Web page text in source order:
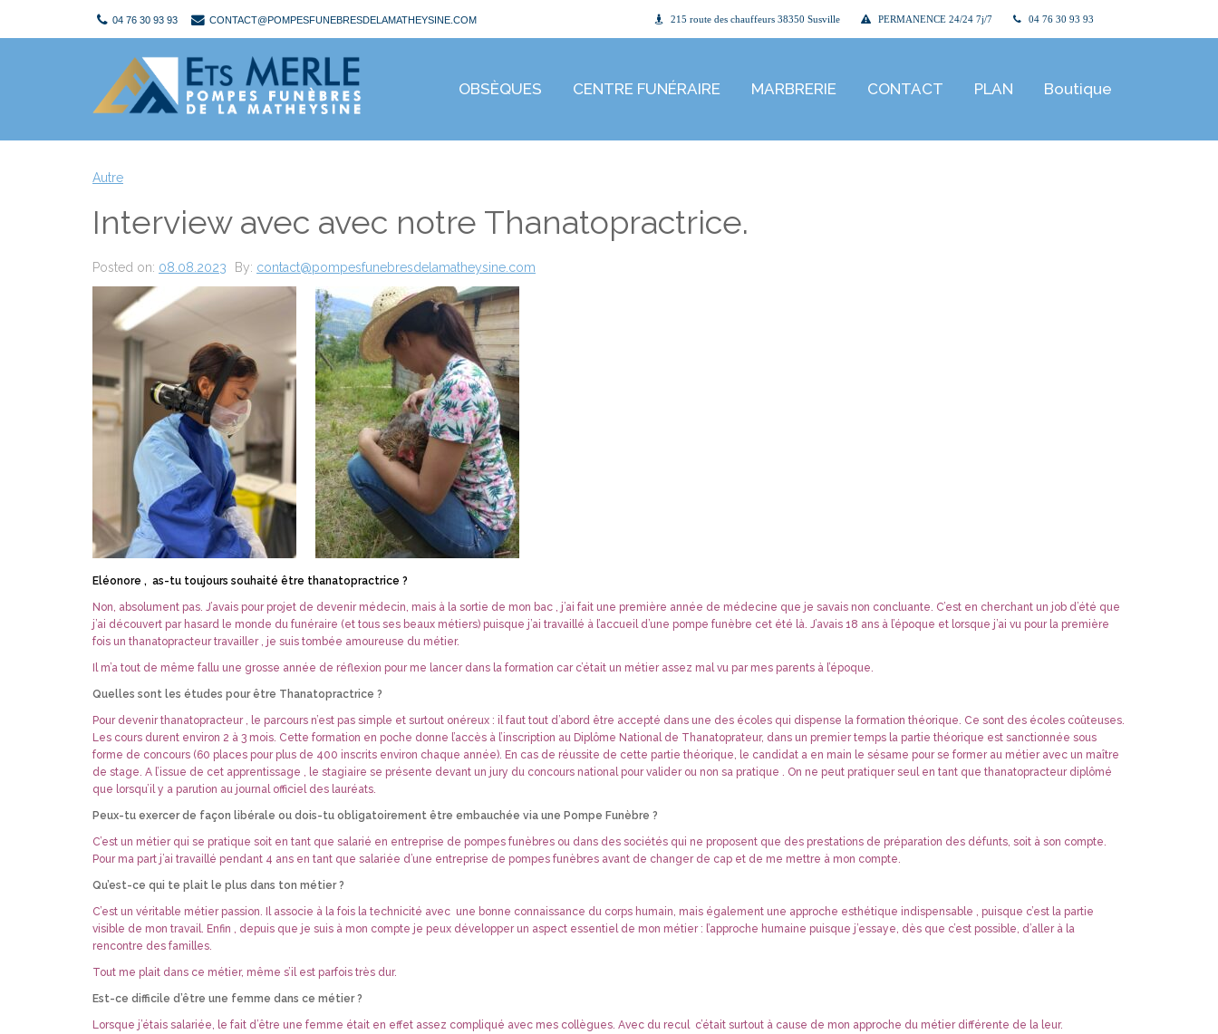
04 76 30 93 93 CONTACT@POMPESFUNEBRESDELAMATHEYSINE.COM 215 route des chauffeurs 38350 Susville PERMANENCE 24/24 7j/7 04 76 30 93 93
OBSÈQUES CENTRE FUNÉRAIRE MARBRERIE CONTACT PLAN Boutique
Autre
Interview avec avec notre Thanatopractrice.
Posted on: 08.08.2023 By: contact@pompesfunebresdelamatheysine.com
Eléonore , as-tu toujours souhaité être thanatopractrice ?
Non, absolument pas. J’avais pour projet de devenir médecin, mais à la sortie de mon bac , j’ai fait une première année de médecine que je savais non concluante. C’est en cherchant un job d’été que
j’ai découvert par hasard le monde du funéraire (et tous ses beaux métiers) puisque j’ai travaillé à l’accueil d’une pompe funèbre cet été là. J’avais 18 ans à l’époque et lorsque j’ai vu pour la première
fois un thanatopracteur travailler , je suis tombée amoureuse du métier.
Il m’a tout de même fallu une grosse année de réflexion pour me lancer dans la formation car c’était un métier assez mal vu par mes parents à l’époque.
Quelles sont les études pour être Thanatopractrice ?
Pour devenir thanatopracteur , le parcours n’est pas simple et surtout onéreux : il faut tout d’abord être accepté dans une des écoles qui dispense la formation théorique. Ce sont des écoles coûteuses.
Les cours durent environ 2 à 3 mois. Cette formation en poche donne l’accès à l’inscription au Diplôme National de Thanatoprateur, dans un premier temps la partie théorique est sanctionnée sous
forme de concours (60 places pour plus de 400 inscrits environ chaque année). En cas de réussite de cette partie théorique, le candidat a en main le sésame pour se former au métier avec un maître
de stage. A l’issue de cet apprentissage , le stagiaire se présente devant un jury du concours national pour valider ou non sa pratique . On ne peut pratiquer seul en tant que thanatopracteur diplômé
que lorsqu’il y a parution au journal officiel des lauréats.
Peux-tu exercer de façon libérale ou dois-tu obligatoirement être embauchée via une Pompe Funèbre ?
C’est un métier qui se pratique soit en tant que salarié en entreprise de pompes funèbres ou dans des sociétés qui ne proposent que des prestations de préparation des défunts, soit à son compte.
Pour ma part j’ai travaillé pendant 4 ans en tant que salariée d’une entreprise de pompes funèbres avant de changer de cap et de me mettre à mon compte.
Qu’est-ce qui te plait le plus dans ton métier ?
C’est un véritable métier passion. Il associe à la fois la technicité avec une bonne connaissance du corps humain, mais également une approche esthétique indispensable , puisque c’est la partie
visible de mon travail. Enfin , depuis que je suis à mon compte je peux développer un aspect essentiel de mon métier : l’approche humaine puisque j’essaye, dès que c’est possible, d’aller à la
rencontre des familles.
Tout me plait dans ce métier, même s’il est parfois très dur.
Est-ce difficile d’être une femme dans ce métier ?
Lorsque j’étais salariée, le fait d’être une femme était en effet assez compliqué avec mes collègues. Avec du recul c’était surtout à cause de mon approche du métier différente de la leur.